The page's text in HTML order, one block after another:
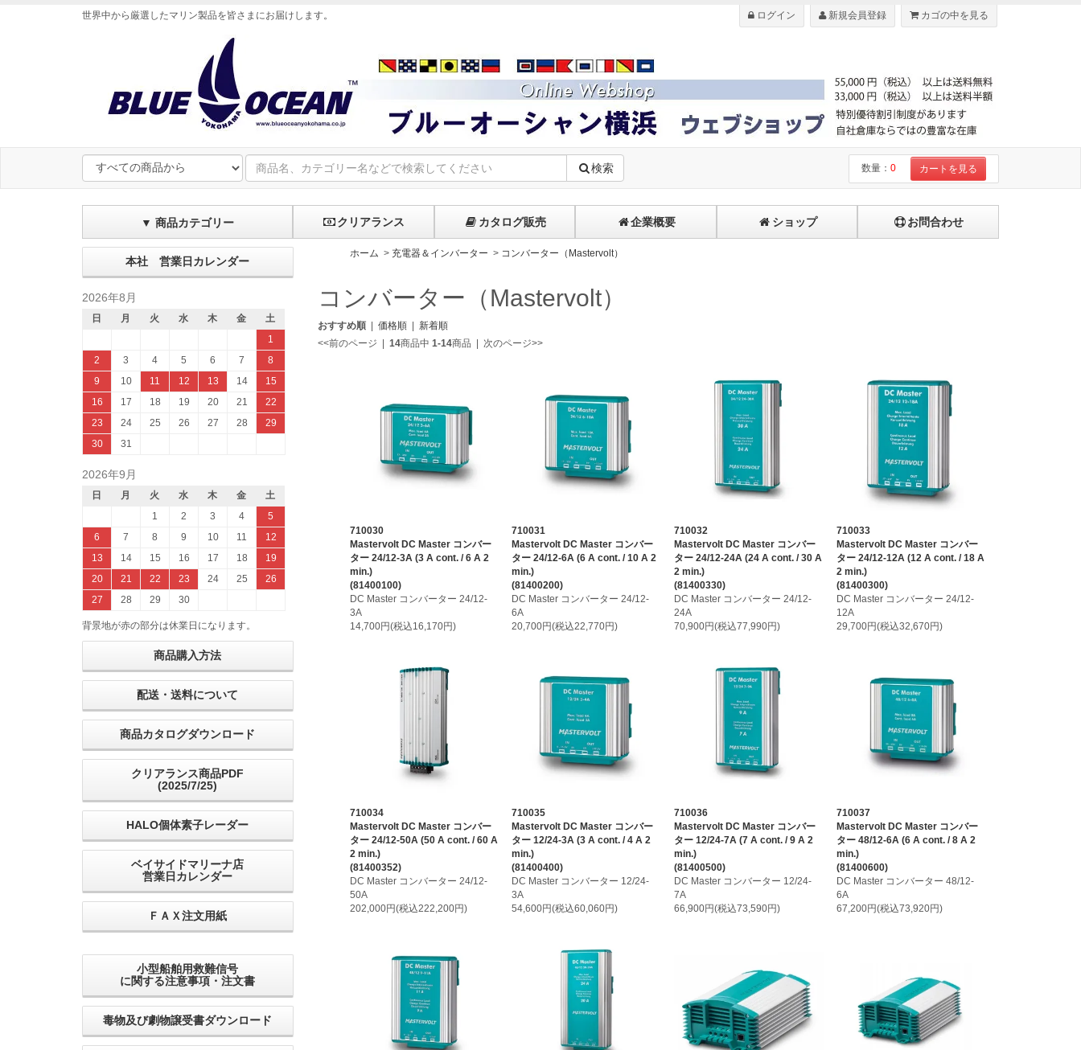
世界中から厳選したマリン製品を皆さまにお届けします。 ログイン 新規会員登録 カゴの中を見る
検索 数量： 0 カートを見る
▼ 商品カテゴリー クリアランス カタログ販売 企業概要 ショップ お問合わせ
ホーム > 充電器＆インバーター > コンバーター（Mastervolt）
コンバーター（Mastervolt）
おすすめ順| 価格順| 新着順
<<前のページ
14商品中 1-14商品 次のページ>>
710030
Mastervolt DC Master コンバー
ター 24/12-3A (3 A cont. / 6 A 2
min.)
(81400100)
DC Master コンバーター 24/12-
3A
14,700円(税込16,170円)
710031
Mastervolt DC Master コンバー
ター 24/12-6A (6 A cont. / 10 A 2
min.)
(81400200)
DC Master コンバーター 24/12-
6A
20,700円(税込22,770円)
710032
Mastervolt DC Master コンバー
ター 24/12-24A (24 A cont. / 30 A
2 min.)
(81400330)
DC Master コンバーター 24/12-
24A
70,900円(税込77,990円)
710033
Mastervolt DC Master コンバー
ター 24/12-12A (12 A cont. / 18 A
2 min.)
(81400300)
DC Master コンバーター 24/12-
12A
29,700円(税込32,670円)
710034
Mastervolt DC Master コンバー
ター 24/12-50A (50 A cont. / 60 A
2 min.)
(81400352)
DC Master コンバーター 24/12-
50A
202,000円(税込222,200円)
710035
Mastervolt DC Master コンバー
ター 12/24-3A (3 A cont. / 4 A 2
min.)
(81400400)
DC Master コンバーター 12/24-
3A
54,600円(税込60,060円)
710036
Mastervolt DC Master コンバー
ター 12/24-7A (7 A cont. / 9 A 2
min.)
(81400500)
DC Master コンバーター 12/24-
7A
66,900円(税込73,590円)
710037
Mastervolt DC Master コンバー
ター 48/12-6A (6 A cont. / 8 A 2
min.)
(81400600)
DC Master コンバーター 48/12-
6A
67,200円(税込73,920円)
本社 営業日カレンダー
2026年8月
日 月 火 水 木 金
土
1
2
3 4 5 6 7
8
9
10 11 12 13 14
15
16
17 18 19 20 21
22
23
24 25 26 27 28
29
30
31
2026年9月
日 月 火 水 木 金
土
1
2 3 4
5
6
7 8 9 10 11
12
13
14 15 16 17 18
19
20
21 22 23 24 25
26
27
28 29 30
背景地が赤の部分は休業日になります。
商品購入方法
配送・送料について
商品カタログダウンロード
クリアランス商品PDF
(2025/7/25)
HALO個体素子レーダー
ベイサイドマリーナ店
営業日カレンダー
ＦＡＸ注文用紙
小型船舶用救難信号
に関する注意事項・注文書
毒物及び劇物譲受書ダウンロード